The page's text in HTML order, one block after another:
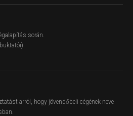
során.
arról, hogy jövendőbeli cégének neve